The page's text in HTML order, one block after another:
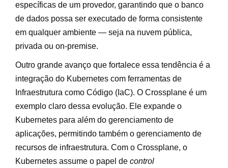
específicas de um provedor, garantindo que o banco
de dados possa ser executado de forma consistente
em qualquer ambiente — seja na nuvem pública,
privada ou on-premise.
Outro grande avanço que fortalece essa tendência é a
integração do Kubernetes com ferramentas de
Infraestrutura como Código (IaC). O Crossplane é um
exemplo claro dessa evolução. Ele expande o
Kubernetes para além do gerenciamento de
aplicações, permitindo também o gerenciamento de
recursos de infraestrutura. Com o Crossplane, o
Kubernetes assume o papel de control